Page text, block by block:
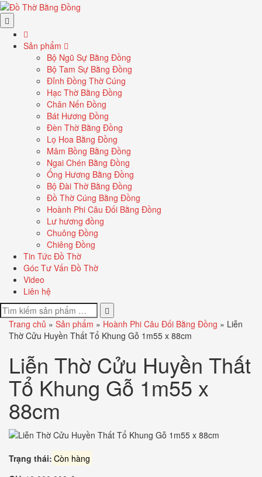
Sản phẩm
Bộ Ngũ Sự Bằng Đồng
Bộ Tam Sự Bằng Đồng
Đỉnh Đồng Thờ Cúng
Hạc Thờ Bằng Đồng
Chân Nến Đồng
Bát Hương Đồng
Đèn Thờ Bằng Đồng
Lọ Hoa Bằng Đồng
Mâm Bồng Bằng Đồng
Ngai Chén Bằng Đồng
Ống Hương Bằng Đồng
Bộ Đài Thờ Bằng Đồng
Đồ Thờ Cúng Bằng Đồng
Hoành Phi Câu Đối Bằng Đồng
Lư hương đồng
Chuông Đồng
Chiêng Đồng
Tin Tức Đồ Thờ
Góc Tư Vấn Đồ Thờ
Video
Liên hệ
Trang chủ » Sản phẩm » Hoành Phi Câu Đối Bằng Đồng » Liễn
Thờ Cửu Huyền Thất Tổ Khung Gỗ 1m55 x 88cm
Liễn Thờ Cửu Huyền Thất
Tổ Khung Gỗ 1m55 x
88cm
Trạng thái: Còn hàng